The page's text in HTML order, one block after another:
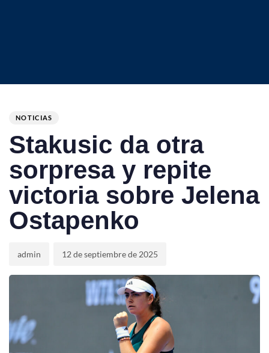
IN:
NOTICIAS
Stakusic da otra
sorpresa y repite
victoria sobre Jelena
Ostapenko
admin 12 de septiembre de 2025